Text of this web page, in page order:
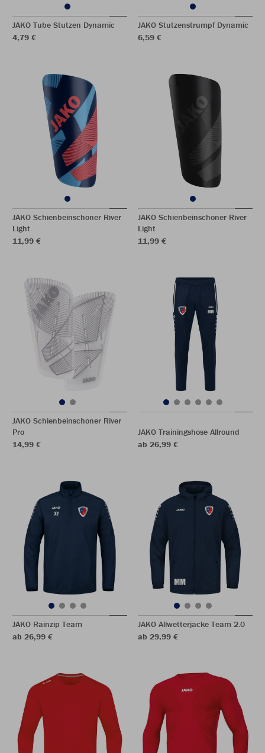
JAKO Tube Stutzen Dynamic
4,79 €
JAKO Stutzenstrumpf Dynamic
6,59 €
JAKO Schienbeinschoner River
Light
11,99 €
JAKO Schienbeinschoner River
Light
11,99 €
JAKO Schienbeinschoner River
Pro
14,99 €
JAKO Trainingshose Allround
ab 26,99 €
JAKO Rainzip Team
ab 26,99 €
JAKO Allwetterjacke Team 2.0
ab 29,99 €